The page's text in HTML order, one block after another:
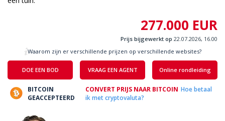
277.000 EUR
Prijs bijgewerkt op 22.07.2026, 16.00
DOE EEN BOD VRAAG EEN AGENT Online rondleiding
Waarom zijn er verschillende prijzen op verschillende websites?
BITCOIN
GEACCEPTEERD
CONVERT PRIJS NAAR BITCOIN Hoe betaal
ik met cryptovaluta?